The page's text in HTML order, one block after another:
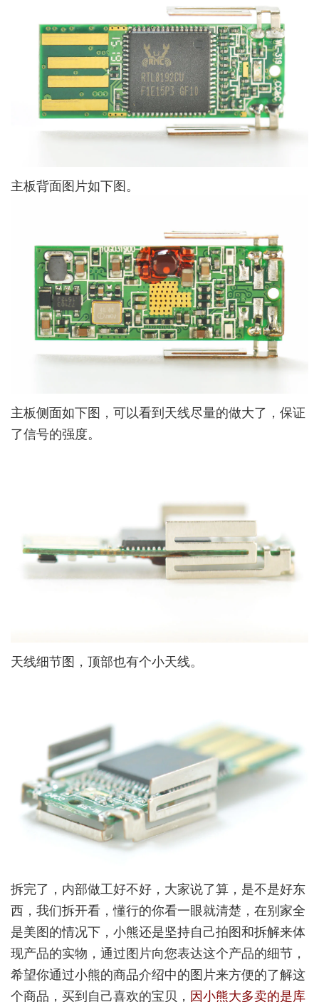
主板背面图片如下图。
主板侧面如下图，可以看到天线尽量的做大了，保证
了信号的强度。
天线细节图，顶部也有个小天线。
拆完了，内部做工好不好，大家说了算，是不是好东
西，我们拆开看，懂行的你看一眼就清楚，在别家全
是美图的情况下，小熊还是坚持自己拍图和拆解来体
现产品的实物，通过图片向您表达这个产品的细节，
希望你通过小熊的商品介绍中的图片来方便的了解这
个商品，买到自己喜欢的宝贝， 因小熊大多卖的是库